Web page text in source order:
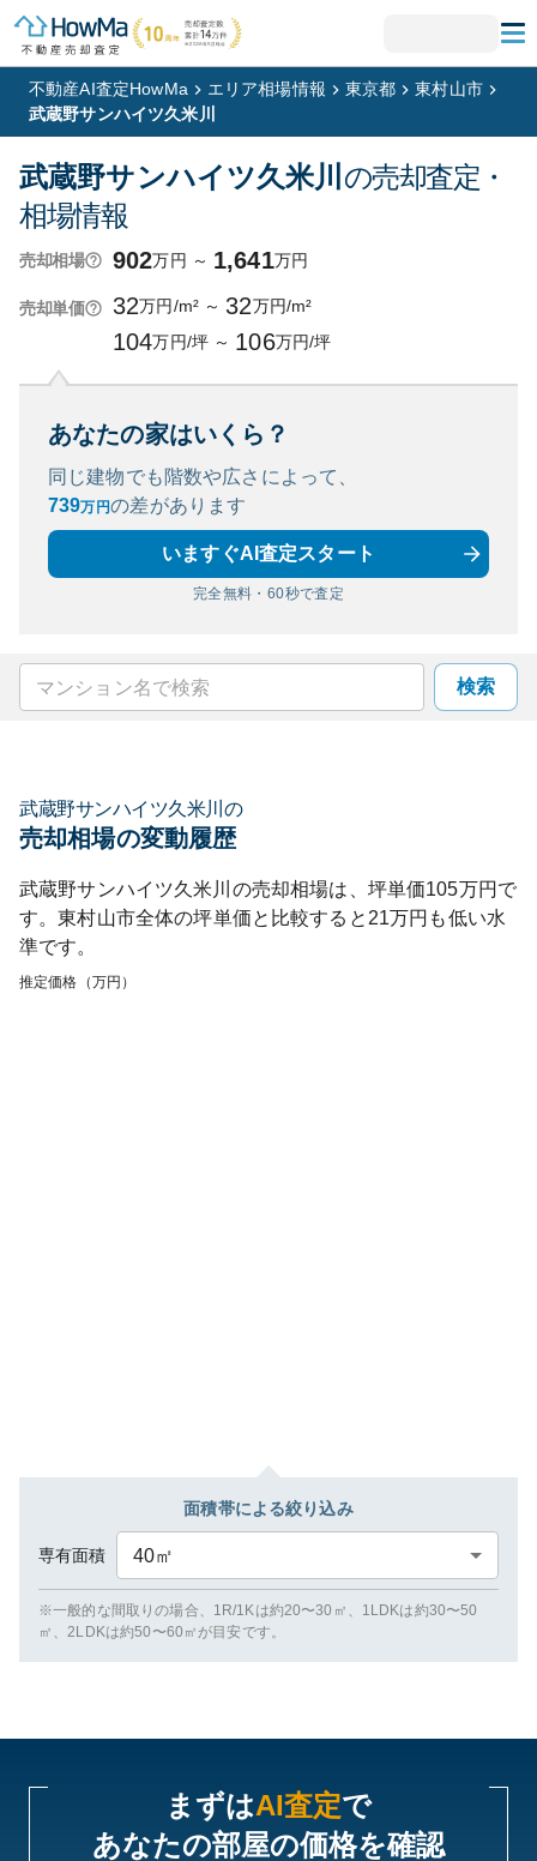
不動産AI査定HowMa エリア相場情報 東京都
東村山市
武蔵野サンハイツ久米川
武蔵野サンハイツ久米川 の売却査定・
相場情報
売却相場 902万円 ～ 1,641万円
売却単価 32万円/m² ～ 32万円/m²
104万円/坪 ～ 106万円/坪
あなたの家はいくら？
同じ建物でも階数や広さによって、
739万円の差があります
いますぐAI査定スタート
完全無料・60秒で査定
検索
武蔵野サンハイツ久米川 の
売却相場の変動履歴
武蔵野サンハイツ久米川 の売却相場は、坪単価105万円で
す。東村山市全体の坪単価と比較すると 21万円も低い水
準です。
推定価格（万円）
面積帯による絞り込み
専有面積 40㎡
※一般的な間取りの場合、1R/1Kは約20〜30㎡、1LDKは約30〜50
㎡、2LDKは約50〜60㎡が目安です。
まずはAI査定で
あなたの部屋の価格を確認